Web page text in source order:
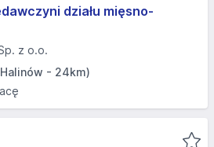
działu mięsno-
z o.o.
- 24km)